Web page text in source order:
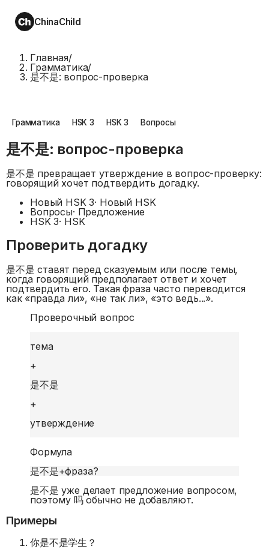
ChinaChild
Главная/
Грамматика/
是不是: вопрос-проверка
Грамматика HSK 3 HSK 3 Вопросы
是不是: вопрос-проверка
是不是 превращает утверждение в вопрос-проверку:
говорящий хочет подтвердить догадку.
Новый HSK 3· Новый HSK
Вопросы· Предложение
HSK 3· HSK
Проверить догадку
是不是 ставят перед сказуемым или после темы,
когда говорящий предполагает ответ и хочет
подтвердить его. Такая фраза часто переводится
как «правда ли», «не так ли», «это ведь...».
Проверочный вопрос
тема
+
是不是
+
утверждение
Формула
是不是+фраза?
是不是 уже делает предложение вопросом,
поэтому 吗 обычно не добавляют.
Примеры
你是不是学生？